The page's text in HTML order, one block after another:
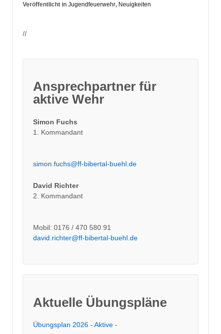
Veröffentlicht in Jugendfeuerwehr, Neuigkeiten
//
Ansprechpartner für
aktive Wehr
Simon Fuchs
1. Kommandant
simon.fuchs@ff-bibertal-buehl.de
David Richter
2. Kommandant
Mobil: 0176 / 470 580 91
david.richter@ff-bibertal-buehl.de
Aktuelle Übungspläne
Übungsplan 2026 - Aktive -